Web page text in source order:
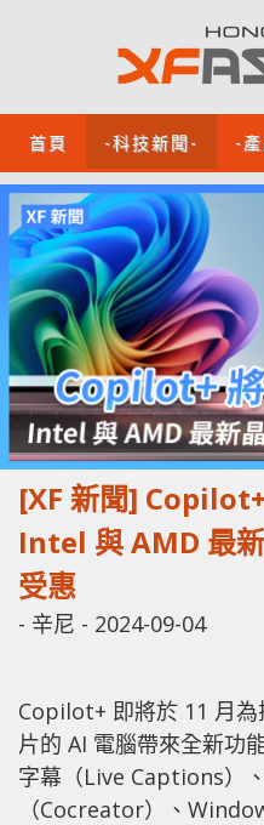
首頁 -科技新聞- -
[XF 新聞]
Intel 與 AMD 最
受惠
- 辛尼 - 2024-09-04
Copilot+ 即將於 11 月
片的 AI 電腦帶來全新功
字幕（Live Captions）
（Cocreator）、